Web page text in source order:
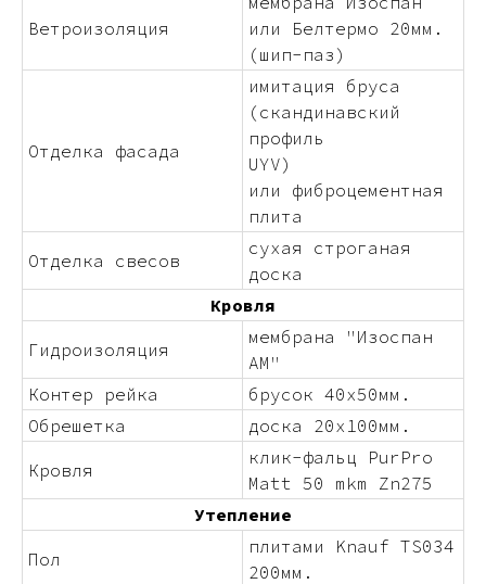
Ветроизоляция
или Белтермо 20мм.
(шип-паз)
Отделка фасада
имитация бруса
(скандинавский
профиль
UYV)
или фиброцементная
плита
Отделка свесов
сухая строганая
доска
Кровля
Гидроизоляция
мембрана "Изоспан
АМ"
Контер рейка
брусок 40х50мм.
Обрешетка
доска 20х100мм.
Кровля
клик-фальц PurPro
Matt 50 mkm Zn275
Утепление
Пол
плитами Knauf TS034
200мм.